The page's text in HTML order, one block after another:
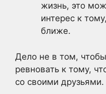
жизнь, это
интерес к
ближе.
Дело не в том, чтобы
ревновать к тому,
со своими друзьями.